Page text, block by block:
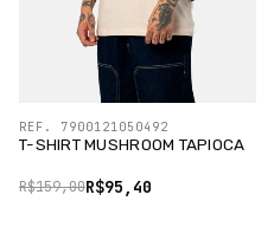
T-SHIRT MUSHROOM TAPIOCA
R$95,40
R$159,00
REF. 7900121050492